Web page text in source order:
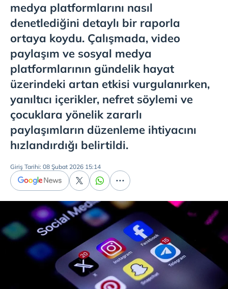
medya platformlarını nasıl
denetlediğini detaylı bir raporla
ortaya koydu. Çalışmada, video
paylaşım ve sosyal medya
platformlarının gündelik hayat
üzerindeki artan etkisi vurgulanırken,
yanıltıcı içerikler, nefret söylemi ve
çocuklara yönelik zararlı
paylaşımların düzenleme ihtiyacını
hızlandırdığı belirtildi.
Giriş Tarihi: 08 Şubat 2026 15:14